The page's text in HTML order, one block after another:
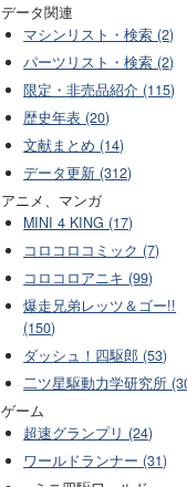
データ関連
マシンリスト・検索 (2)
パーツリスト・検索 (2)
限定・非売品紹介 (115)
歴史年表 (20)
文献まとめ (14)
データ更新 (312)
アニメ、マンガ
MINI 4 KING (17)
コロコロコミック (7)
コロコロアニキ (99)
爆走兄弟レッツ＆ゴー!!
(150)
ダッシュ！四駆郎 (53)
二ツ星駆動力学研究所
ゲーム
超速グランプリ (24)
ワールドランナー (31)